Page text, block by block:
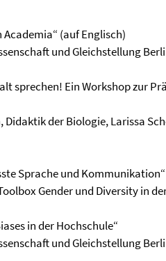
(auf Englisch)
und Gleichstellung
sprechen! Ein Workshop zur
der Biologie, Larissa
Sprache und Kommunikation“
Gender und Diversity in
in der Hochschule“
und Gleichstellung